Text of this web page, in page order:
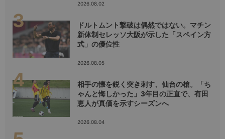
2026.08.02
ドルトムント撃破は偶然ではない。マチン
新体制セレッソ大阪が示した「スペイン方
式」の優位性
2026.08.05
相手の懐を鋭く突き刺す、仙台の槍。「ち
ゃんと悔しかった」3年目の正直で、有田
恵人が真価を示すシーズンへ
2026.08.04